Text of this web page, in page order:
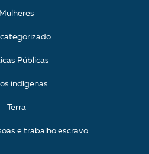
Mulheres
Públicas
indígenas
Terra
e trabalho escravo